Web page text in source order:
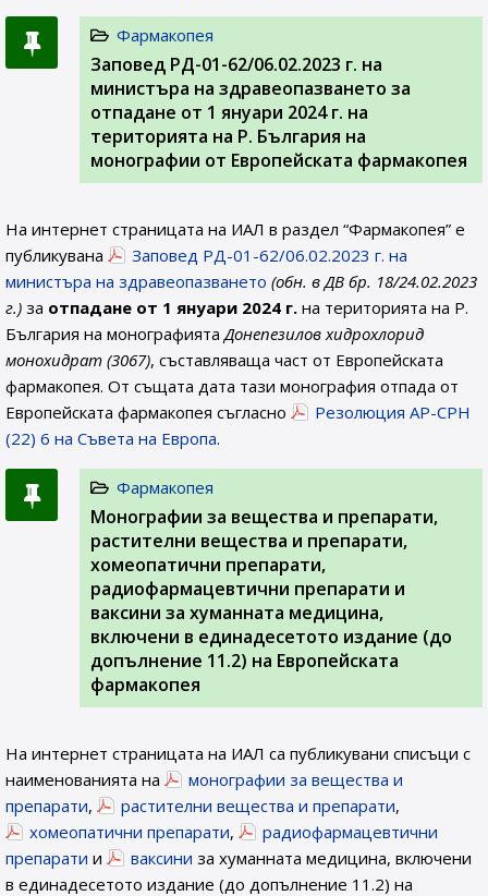
Фармакопея
Заповед РД-01-62/06.02.2023 г. на
министъра на здравеопазването за
отпадане от 1 януари 2024 г. на
територията на Р. България на
монографии от Европейската фармакопея
На интернет страницата на ИАЛ в раздел “Фармакопея” е
публикувана
Заповед РД-01-62/06.02.2023 г. на
министъра на здравеопазването (обн. в ДВ бр. 18/24.02.2023
г.) за отпадане от 1 януари 2024 г. на територията на Р.
България на монографиятаДонепезилов хидрохлорид
монохидрат (3067), съставляваща част от Европейската
фармакопея. От същата дата тази монография отпада от
Европейската фармакопея съгласно
Резолюция AP-CPH
(22) 6 на Съвета на Европа.
Фармакопея
Монографии за вещества и препарати,
растителни вещества и препарати,
хомеопатични препарати,
радиофармацевтични препарати и
ваксини за хуманната медицина,
включени в единадесетото издание (до
допълнение 11.2) на Европейската
фармакопея
На интернет страницата на ИАЛ са публикувани списъци с
наименованията на
монографии за вещества и
препарати, растителни вещества и препарати,
хомеопатични препарати,
радиофармацевтични
препарати и ваксини за хуманната медицина, включени
в единадесетото издание (до допълнение 11.2) на